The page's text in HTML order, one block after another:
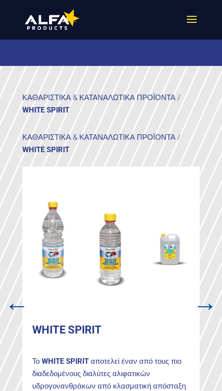
ΚΑΘΑΡΙΣΤΙΚΑ & ΚΑΤΑΝΑΛΩΤΙΚΑ ΠΡΟΪΟΝΤΑ/
WHITE SPIRIT
ΚΑΘΑΡΙΣΤΙΚΑ & ΚΑΤΑΝΑΛΩΤΙΚΑ ΠΡΟΪΟΝΤΑ/
WHITE SPIRIT
← →
WHITE SPIRIT
ΤοWHITE SPIRITαποτελεί έναν από τους πιο
διαδεδομένους διαλύτες αλιφατικών
υδρογονανθράκων από κλασματική απόσταξη